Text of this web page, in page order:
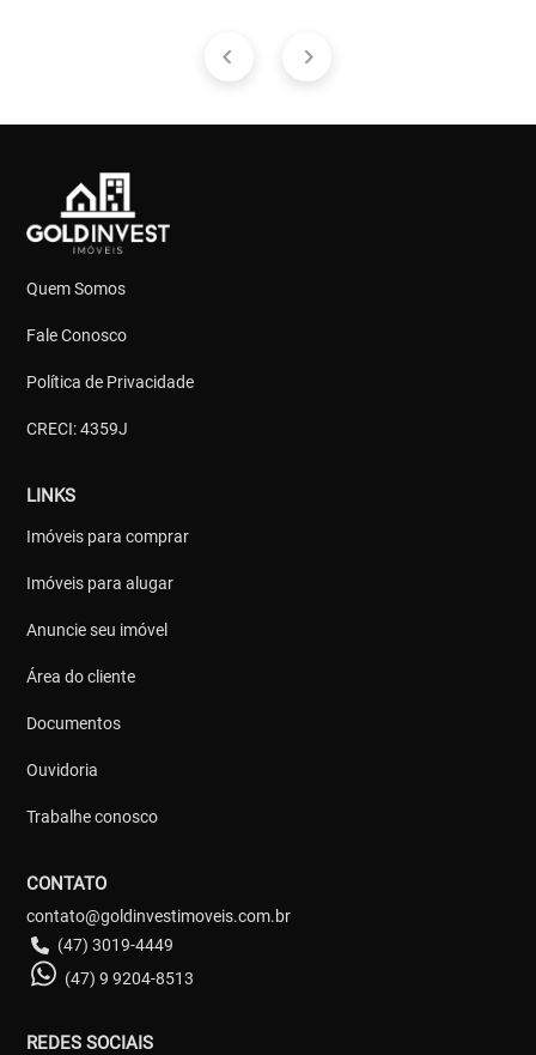
Quem Somos
Fale Conosco
Política de Privacidade
CRECI: 4359J
LINKS
Imóveis para comprar
Imóveis para alugar
Anuncie seu imóvel
Área do cliente
Documentos
Ouvidoria
Trabalhe conosco
CONTATO
contato@goldinvestimoveis.com.br
(47) 3019-4449
(47) 9 9204-8513
REDES SOCIAIS